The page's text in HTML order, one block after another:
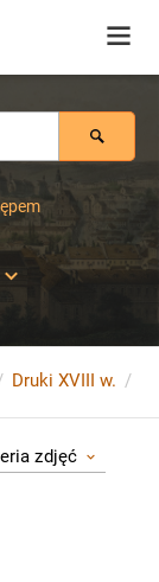
Druki XVIII w.
zdjęć